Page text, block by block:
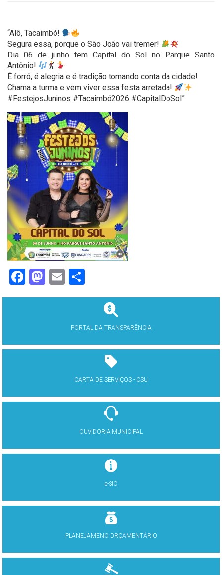
“Alô, Tacaimbó!
Segura essa, porque o São João vai tremer!
Dia 06 de junho tem Capital do Sol no Parque Santo
Antônio!
É forró, é alegria e é tradição tomando conta da cidade!
Chama a turma e vem viver essa festa arretada!
#FestejosJuninos #Tacaimbó2026 #CapitalDoSol”
Facebook
Mastodon
Email
PORTAL DA TRANSPARÊNCIA
CARTA DE SERVIÇOS - CSU
OUVIDORIA MUNICIPAL
e-SIC
PLANEJAMENO ORÇAMENTÁRIO